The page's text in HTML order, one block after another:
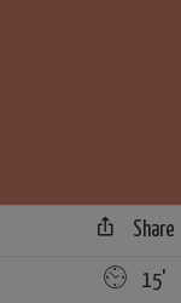
Share
15'